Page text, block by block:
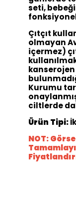
seti,
Çıtçıt
olmayan
içermez)
Kurumu
ciltlerde
Ürün Tipi:
NOT: